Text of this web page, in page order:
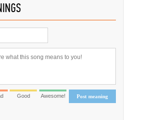
Post meaning
Good Awesome!